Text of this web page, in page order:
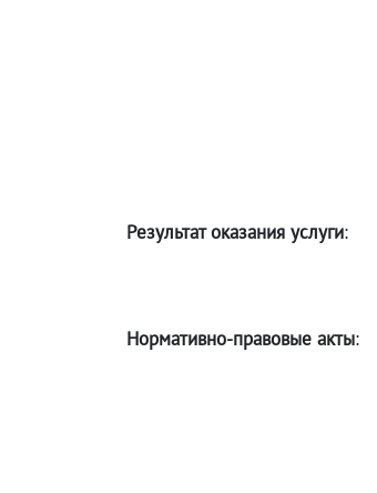
Результат оказания услуги:
Нормативно-правовые акты: